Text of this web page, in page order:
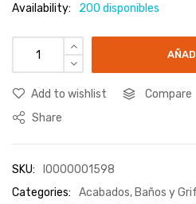
Availability: 200 disponibles
Add to wishlist
Compare
Share
SKU:
I0000001598
Categories:
Acabados, Baños y